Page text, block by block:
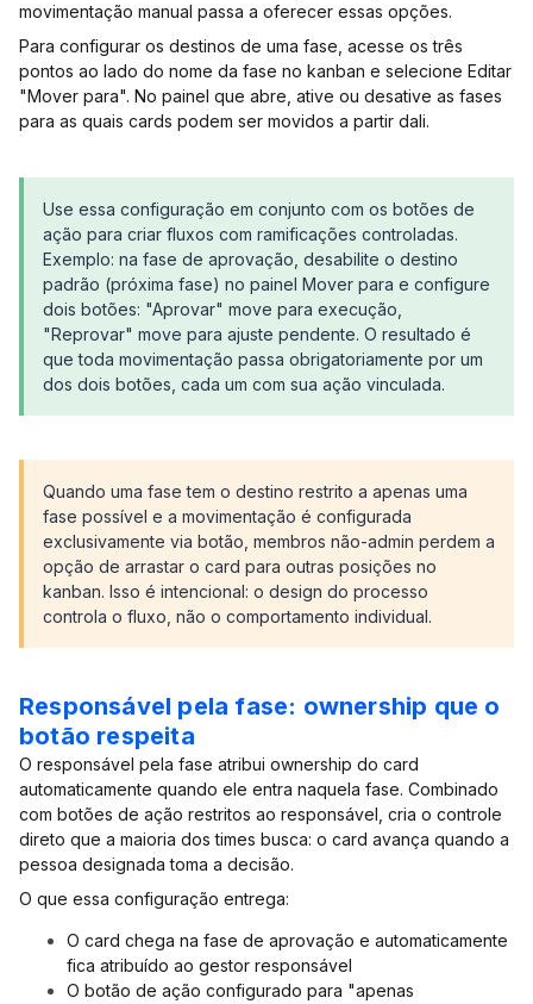
movimentação manual passa a oferecer essas opções.
Para configurar os destinos de uma fase, acesse os três
pontos ao lado do nome da fase no kanban e selecione Editar
"Mover para". No painel que abre, ative ou desative as fases
para as quais cards podem ser movidos a partir dali.
Use essa configuração em conjunto com os botões de
ação para criar fluxos com ramificações controladas.
Exemplo: na fase de aprovação, desabilite o destino
padrão (próxima fase) no painel Mover para e configure
dois botões: "Aprovar" move para execução,
"Reprovar" move para ajuste pendente. O resultado é
que toda movimentação passa obrigatoriamente por um
dos dois botões, cada um com sua ação vinculada.
Quando uma fase tem o destino restrito a apenas uma
fase possível e a movimentação é configurada
exclusivamente via botão, membros não-admin perdem a
opção de arrastar o card para outras posições no
kanban. Isso é intencional: o design do processo
controla o fluxo, não o comportamento individual.
Responsável pela fase: ownership que o
botão respeita
O responsável pela fase atribui ownership do card
automaticamente quando ele entra naquela fase. Combinado
com botões de ação restritos ao responsável, cria o controle
direto que a maioria dos times busca: o card avança quando a
pessoa designada toma a decisão.
O que essa configuração entrega:
O card chega na fase de aprovação e automaticamente
fica atribuído ao gestor responsável
O botão de ação configurado para "apenas